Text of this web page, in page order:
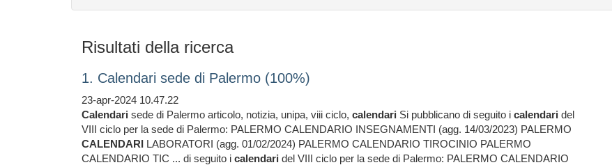
Risultati della ricerca
1. Calendari sede di Palermo (100%)
23-apr-2024 10.47.22
Calendari sede di Palermo articolo, notizia, unipa, viii ciclo, calendari Si pubblicano di seguito i calendari del
VIII ciclo per la sede di Palermo: PALERMO CALENDARIO INSEGNAMENTI (agg. 14/03/2023) PALERMO
CALENDARI LABORATORI (agg. 01/02/2024) PALERMO CALENDARIO TIROCINIO PALERMO
CALENDARIO TIC ... di seguito i calendari del VIII ciclo per la sede di Palermo: PALERMO CALENDARIO